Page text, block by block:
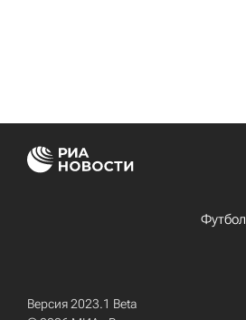
Футбол
Версия 2023.1 Beta